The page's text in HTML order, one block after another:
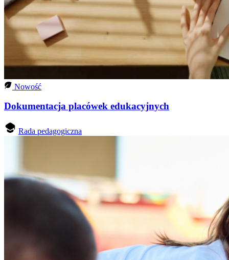
Nowość
Dokumentacja placówek edukacyjnych
Rada pedagogiczna